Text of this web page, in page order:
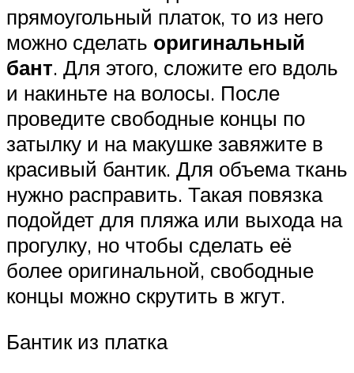
прямоугольный платок, то из него
можно сделать оригинальный
бант. Для этого, сложите его вдоль
и накиньте на волосы. После
проведите свободные концы по
затылку и на макушке завяжите в
красивый бантик. Для объема ткань
нужно расправить. Такая повязка
подойдет для пляжа или выхода на
прогулку, но чтобы сделать её
более оригинальной, свободные
концы можно скрутить в жгут.
Бантик из платка